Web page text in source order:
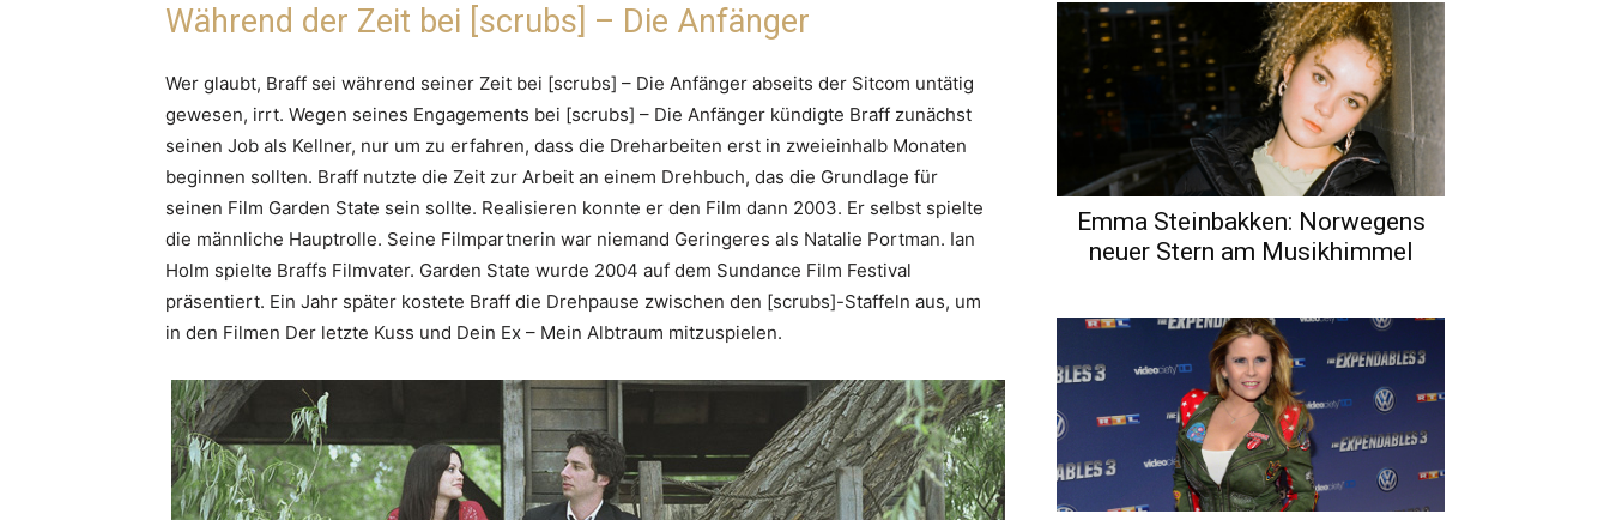
Während der Zeit bei [scrubs] – Die Anfänger
Wer glaubt, Braff sei während seiner Zeit bei [scrubs] – Die Anfänger abseits der Sitcom untätig
gewesen, irrt. Wegen seines Engagements bei [scrubs] – Die Anfänger kündigte Braff zunächst
seinen Job als Kellner, nur um zu erfahren, dass die Dreharbeiten erst in zweieinhalb Monaten
beginnen sollten. Braff nutzte die Zeit zur Arbeit an einem Drehbuch, das die Grundlage für
seinen Film Garden State sein sollte. Realisieren konnte er den Film dann 2003. Er selbst spielte
die männliche Hauptrolle. Seine Filmpartnerin war niemand Geringeres als Natalie Portman. Ian
Holm spielte Braffs Filmvater. Garden State wurde 2004 auf dem Sundance Film Festival
präsentiert. Ein Jahr später kostete Braff die Drehpause zwischen den [scrubs]-Staffeln aus, um
in den Filmen Der letzte Kuss und Dein Ex – Mein Albtraum mitzuspielen.
Emma Steinbakken: Norwegens
neuer Stern am Musikhimmel